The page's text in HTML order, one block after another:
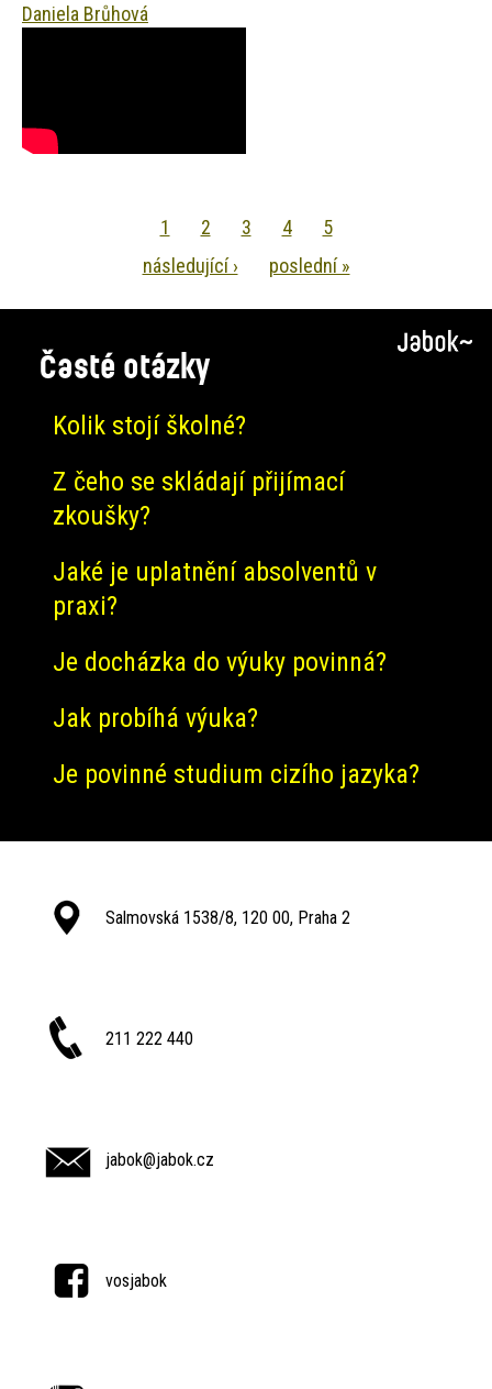
Daniela Brůhová
Aktuální
stránka
1 Page
2 Page
3 Page
4 Page
5
Následující
následující ›
Poslední
poslední »
Časté otázky
Kolik stojí školné?
Z čeho se skládají přijímací
zkoušky?
Jaké je uplatnění absolventů v
praxi?
Je docházka do výuky povinná?
Jak probíhá výuka?
Je povinné studium cizího jazyka?
Salmovská 1538/8, 120 00, Praha 2
211 222 440
jabok@jabok.cz
vosjabok